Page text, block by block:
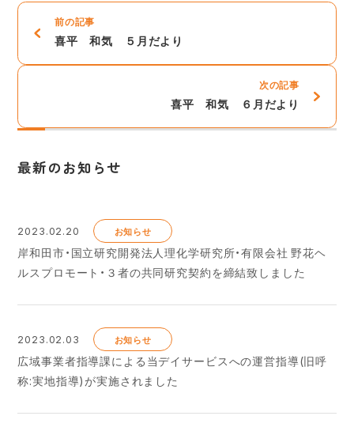
前の記事
喜平 和気 ５月だより
次の記事
喜平 和気 ６月だより
最新のお知らせ
2023.02.20 お知らせ
岸和田市・国立研究開発法人理化学研究所・有限会社 野花ヘ
ルスプロモート・３者の共同研究契約を締結致しました
2023.02.03 お知らせ
広域事業者指導課による当デイサービスへの運営指導(旧呼
称:実地指導)が実施されました